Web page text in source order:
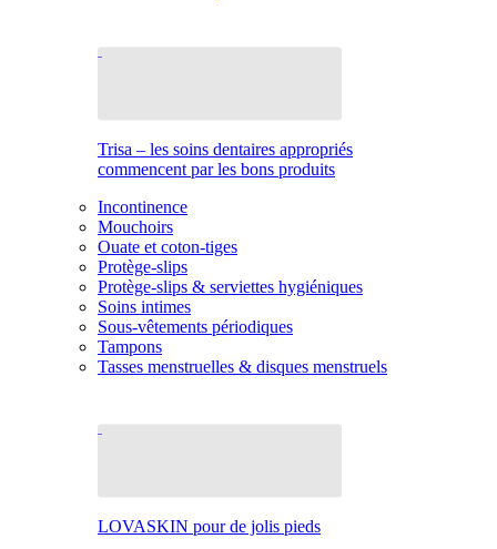
Trisa – les soins dentaires appropriés
commencent par les bons produits
Incontinence
Mouchoirs
Ouate et coton-tiges
Protège-slips
Protège-slips & serviettes hygiéniques
Soins intimes
Sous-vêtements périodiques
Tampons
Tasses menstruelles & disques menstruels
LOVASKIN pour de jolis pieds